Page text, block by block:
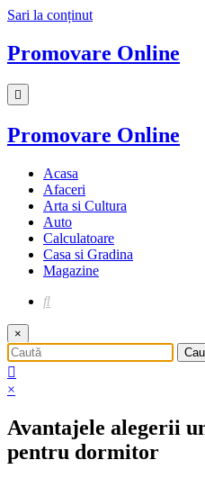
Sari la conținut
Promovare Online
Promovare Online
Acasa
Afaceri
Arta si Cultura
Auto
Calculatoare
Casa si Gradina
Magazine
×
×
Avantajele alegerii
pentru dormitor